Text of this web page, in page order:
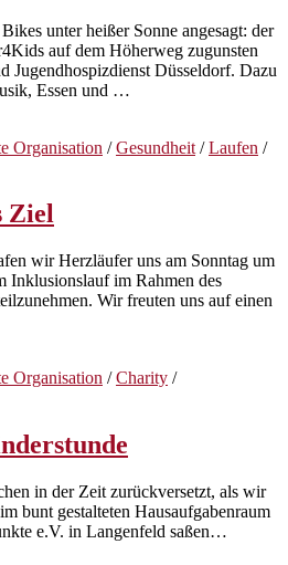
unter heißer Sonne angesagt: der
auf dem Höherweg zugunsten
Jugendhospizdienst Düsseldorf. Dazu
Essen und …
Organisation /Gesundheit /Laufen /
Ziel
wir Herzläufer uns am Sonntag um
Inklusionslauf im Rahmen des
Wir freuten uns auf einen
Organisation /Charity /
in der Zeit zurückversetzt, als wir
bunt gestalteten Hausaufgabenraum
e.V. in Langenfeld saßen…